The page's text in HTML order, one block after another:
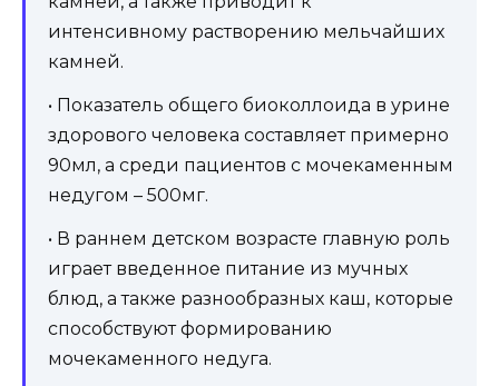
интенсивному растворению мельчайших
камней.
• Показатель общего биоколлоида в урине
здорового человека составляет примерно
90мл, а среди пациентов с мочекаменным
недугом – 500мг.
• В раннем детском возрасте главную роль
играет введенное питание из мучных
блюд, а также разнообразных каш, которые
способствуют формированию
мочекаменного недуга.